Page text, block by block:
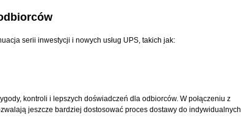
serii inwestycji i nowych usług UPS, takich jak:
kontroli i lepszych doświadczeń dla odbiorców. W połączeniu z
jeszcze bardziej dostosować proces dostawy do indywidualnych